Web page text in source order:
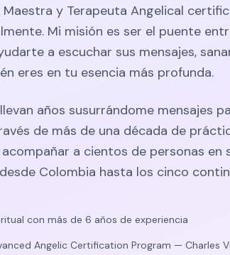
Maestra y Terapeuta Angelical
Mi misión es ser el puente
a escuchar sus mensajes,
eres en tu esencia más profunda.
años susurrándome mensajes
de más de una década de
a cientos de personas en
Colombia hasta los cinco
con más de 6 años de experiencia
Angelic Certification Program — Charles